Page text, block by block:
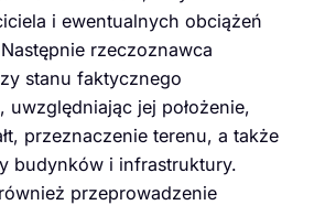
i ewentualnych obciążeń
rzeczoznawca
stanu faktycznego
uwzględniając jej położenie,
przeznaczenie terenu, a także
budynków i infrastruktury.
przeprowadzenie